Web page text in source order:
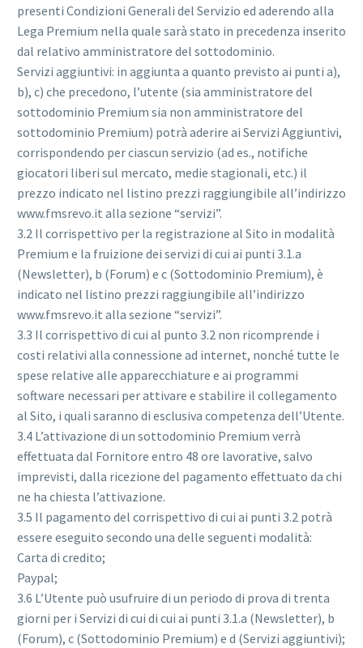
presenti Condizioni Generali del Servizio ed aderendo alla
Lega Premium nella quale sarà stato in precedenza inserito
dal relativo amministratore del sottodominio.
Servizi aggiuntivi: in aggiunta a quanto previsto ai punti a),
b), c) che precedono, l’utente (sia amministratore del
sottodominio Premium sia non amministratore del
sottodominio Premium) potrà aderire ai Servizi Aggiuntivi,
corrispondendo per ciascun servizio (ad es., notifiche
giocatori liberi sul mercato, medie stagionali, etc.) il
prezzo indicato nel listino prezzi raggiungibile all’indirizzo
www.fmsrevo.it alla sezione “servizi”.
3.2 Il corrispettivo per la registrazione al Sito in modalità
Premium e la fruizione dei servizi di cui ai punti 3.1.a
(Newsletter), b (Forum) e c (Sottodominio Premium), è
indicato nel listino prezzi raggiungibile all’indirizzo
www.fmsrevo.it alla sezione “servizi”.
3.3 Il corrispettivo di cui al punto 3.2 non ricomprende i
costi relativi alla connessione ad internet, nonché tutte le
spese relative alle apparecchiature e ai programmi
software necessari per attivare e stabilire il collegamento
al Sito, i quali saranno di esclusiva competenza dell’Utente.
3.4 L’attivazione di un sottodominio Premium verrà
effettuata dal Fornitore entro 48 ore lavorative, salvo
imprevisti, dalla ricezione del pagamento effettuato da chi
ne ha chiesta l’attivazione.
3.5 Il pagamento del corrispettivo di cui ai punti 3.2 potrà
essere eseguito secondo una delle seguenti modalità:
Carta di credito;
Paypal;
3.6 L’Utente può usufruire di un periodo di prova di trenta
giorni per i Servizi di cui di cui ai punti 3.1.a (Newsletter), b
(Forum), c (Sottodominio Premium) e d (Servizi aggiuntivi);